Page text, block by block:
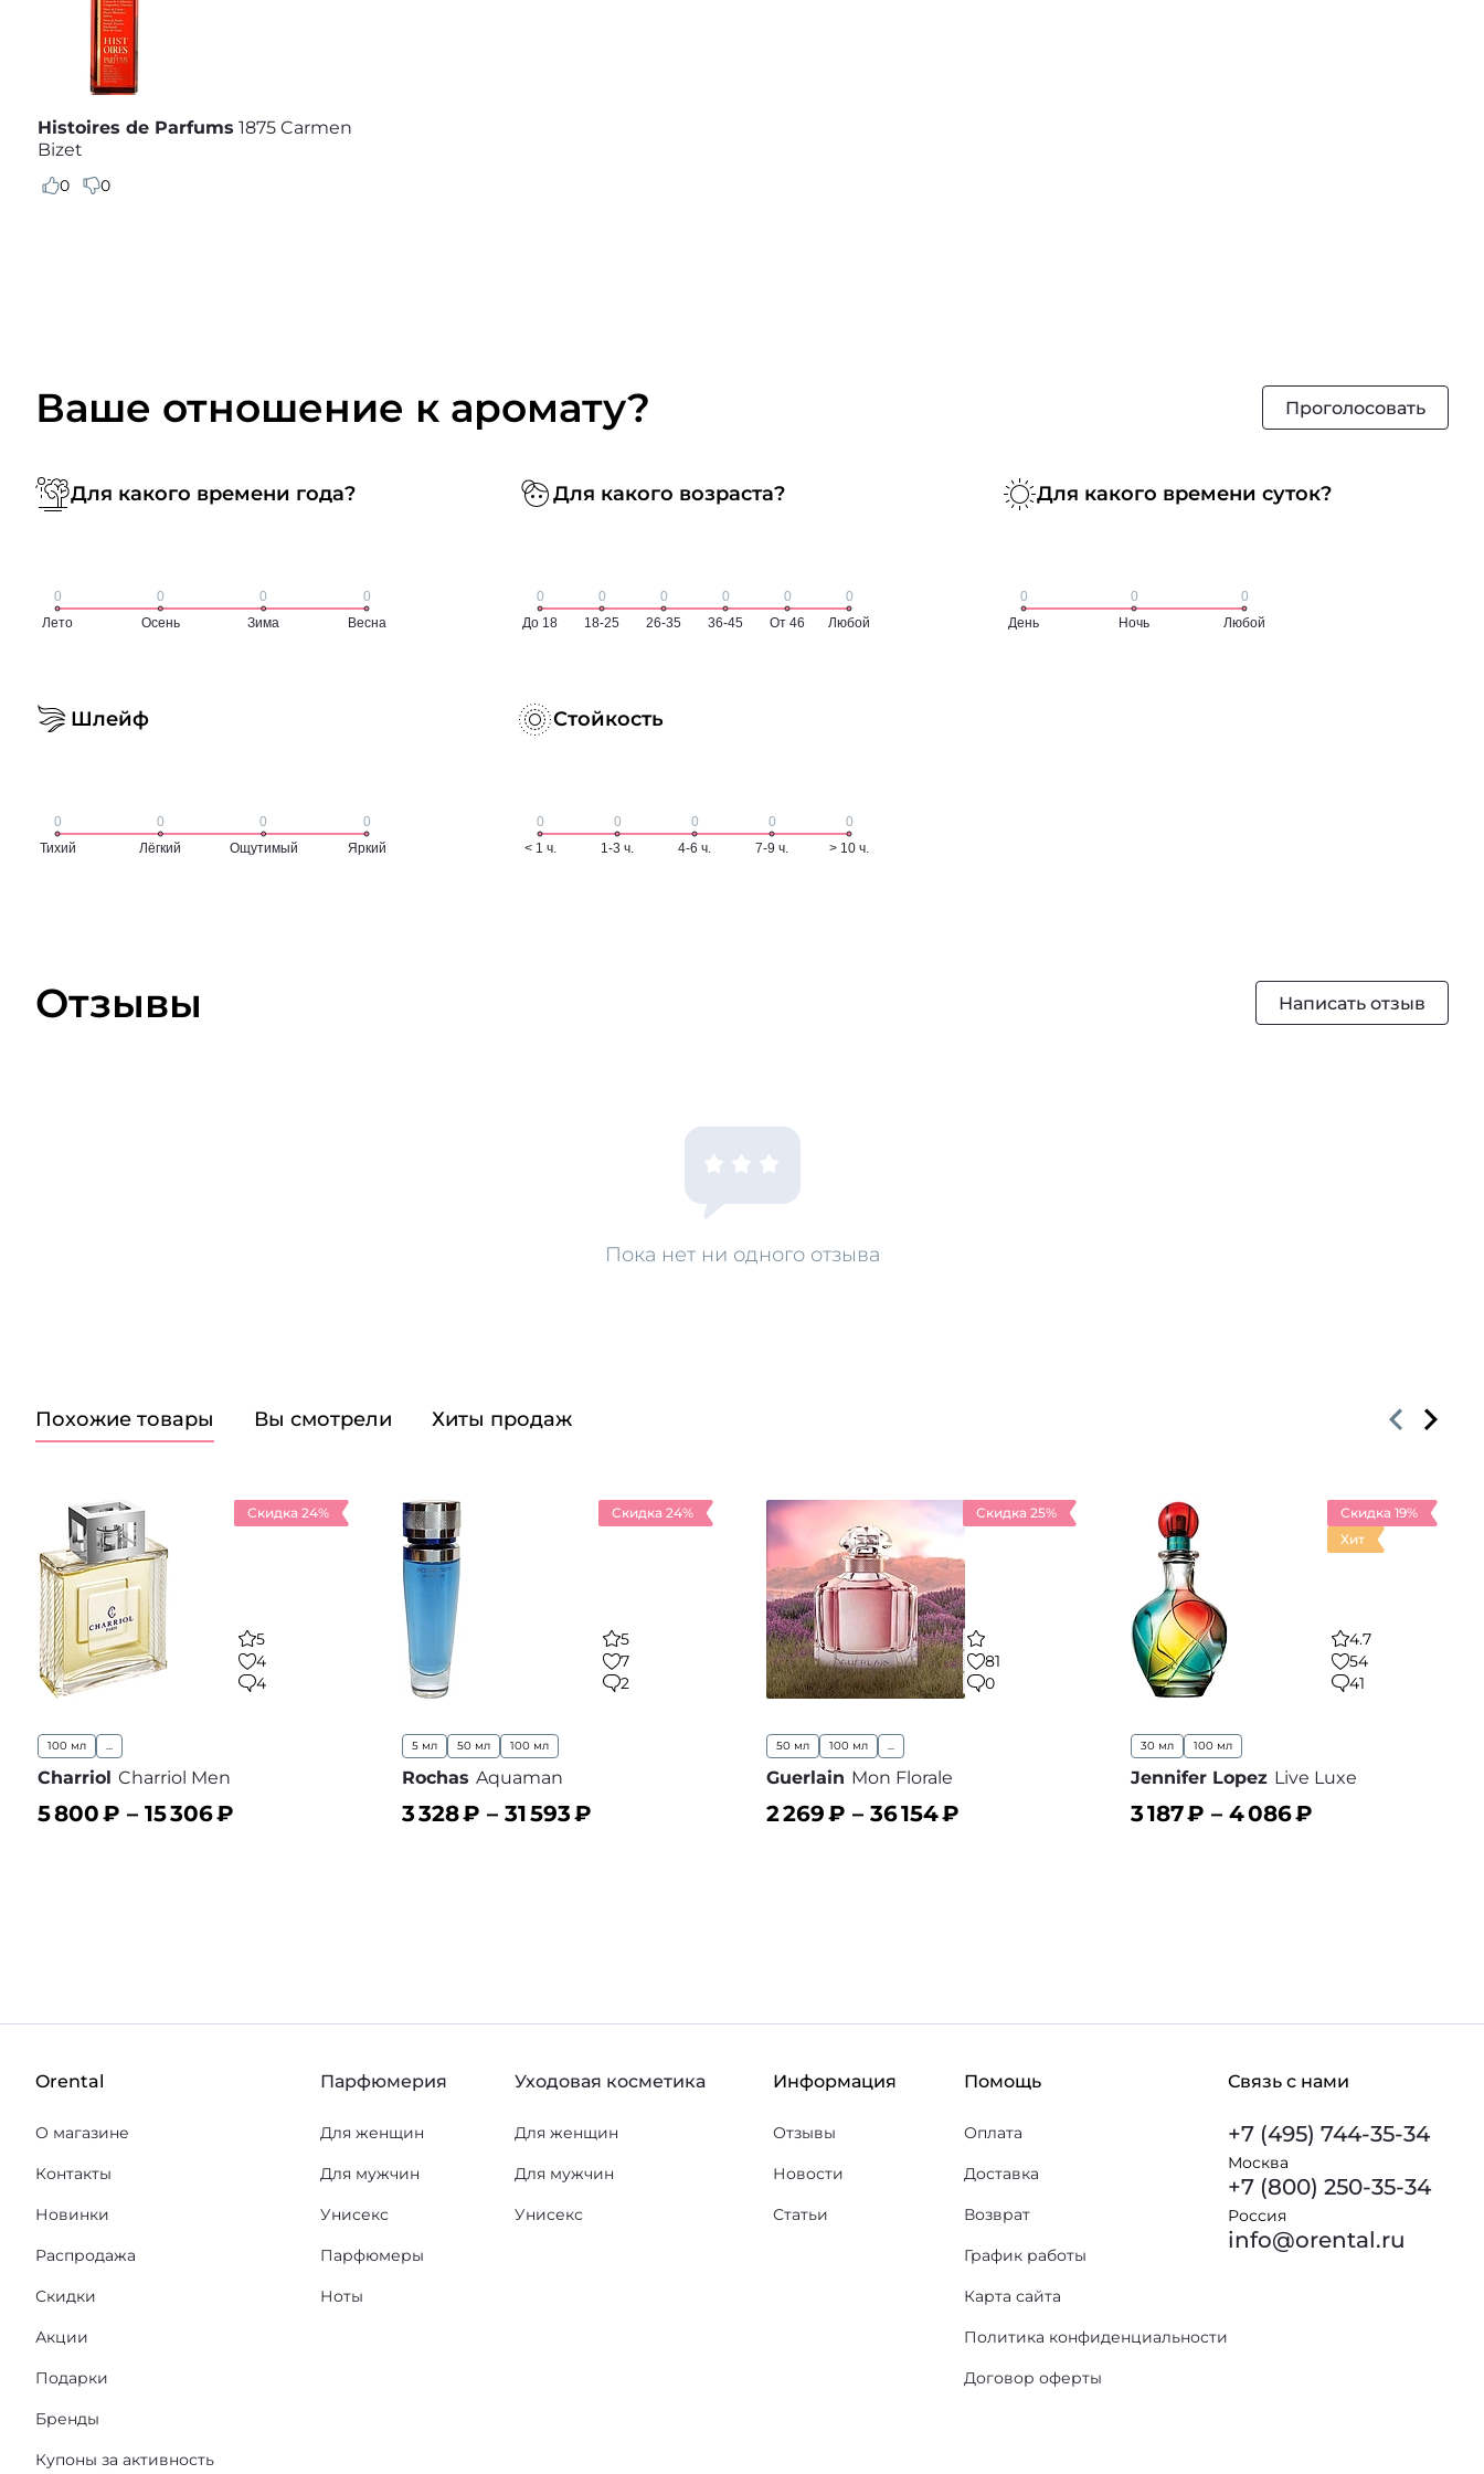
Histoires de Parfums 1875 Carmen
Bizet
0 0
Ваше отношение к аромату? Проголосовать
Для какого времени года? Для какого возраста? Для какого времени суток?
Шлейф Стойкость
Отзывы Написать отзыв
Пока нет ни одного отзыва
Похожие товары Вы смотрели Хиты продаж
Скидка 24%
5
4
4
100 мл ...
Charriol Charriol Men
5 800₽ – 15 306₽
Скидка 24%
5
7
2
5 мл 50 мл 100 мл
Rochas Aquaman
3 328₽ – 31 593₽
Скидка 25%
81
0
50 мл 100 мл ...
Guerlain Mon Florale
2 269₽ – 36 154₽
Скидка 19%
Хит
4.7
54
41
30 мл 100 мл
Jennifer Lopez Live Luxe
3 187₽ – 4 086₽
Orental
О магазине
Контакты
Новинки
Распродажа
Скидки
Акции
Подарки
Бренды
Купоны за активность
Парфюмерия
Для женщин
Для мужчин
Унисекс
Парфюмеры
Ноты
Уходовая косметика
Для женщин
Для мужчин
Унисекс
Информация
Отзывы
Новости
Статьи
Помощь
Оплата
Доставка
Возврат
График работы
Карта сайта
Политика конфиденциальности
Договор оферты
Связь с нами
+7 (495) 744-35-34
Москва
+7 (800) 250-35-34
Россия
info@orental.ru